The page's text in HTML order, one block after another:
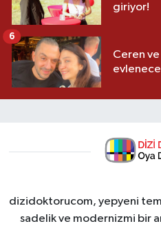
giriyor!
Ceren
6
dizidoktorucom, yepyeni
sadelik ve modernizmi bir